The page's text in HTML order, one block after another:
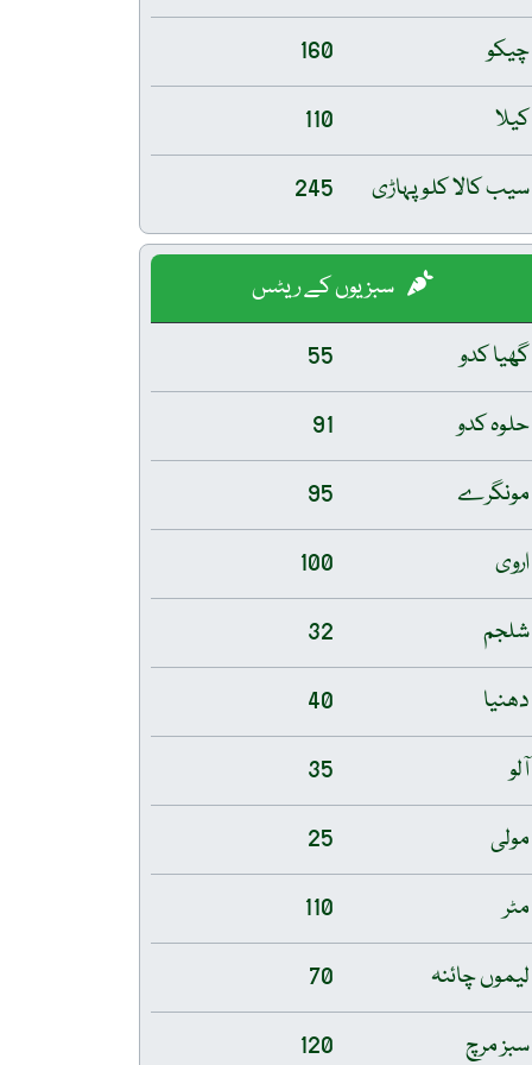
چیکو
160
کیلا
110
سیب کالا کلو پہاڑی
245
سبزیوں کے ریٹس
گھیا کدو
55
حلوہ کدو
91
مونگرے
95
اروی
100
شلجم
32
دھنیا
40
آلو
35
مولی
25
مٹر
110
لیموں چائنہ
70
سبز مرچ
120